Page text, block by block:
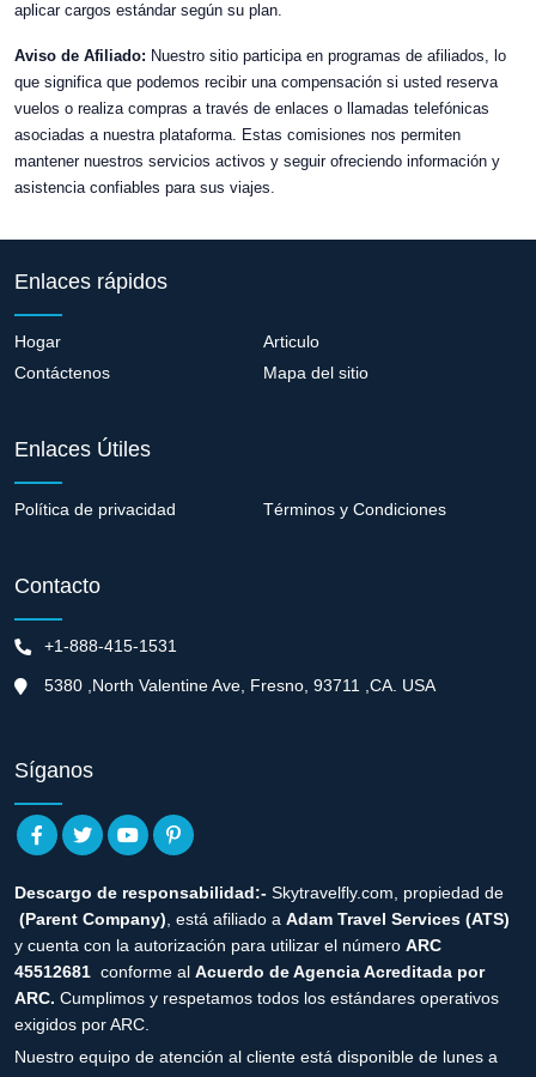
aplicar cargos estándar según su plan.
Aviso de Afiliado: Nuestro sitio participa en programas de afiliados, lo
que significa que podemos recibir una compensación si usted reserva
vuelos o realiza compras a través de enlaces o llamadas telefónicas
asociadas a nuestra plataforma. Estas comisiones nos permiten
mantener nuestros servicios activos y seguir ofreciendo información y
asistencia confiables para sus viajes.
Enlaces rápidos
Hogar
Articulo
Contáctenos
Mapa del sitio
Enlaces Útiles
Política de privacidad Términos y Condiciones
Contacto
+1-888-415-1531
5380 ,North Valentine Ave, Fresno, 93711 ,CA. USA
Síganos
Descargo de responsabilidad:- Skytravelfly.com, propiedad de
(Parent Company) , está afiliado a Adam Travel Services (ATS)
y cuenta con la autorización para utilizar el número ARC
45512681 conforme al Acuerdo de Agencia Acreditada por
ARC. Cumplimos y respetamos todos los estándares operativos
exigidos por ARC.
Nuestro equipo de atención al cliente está disponible de lunes a